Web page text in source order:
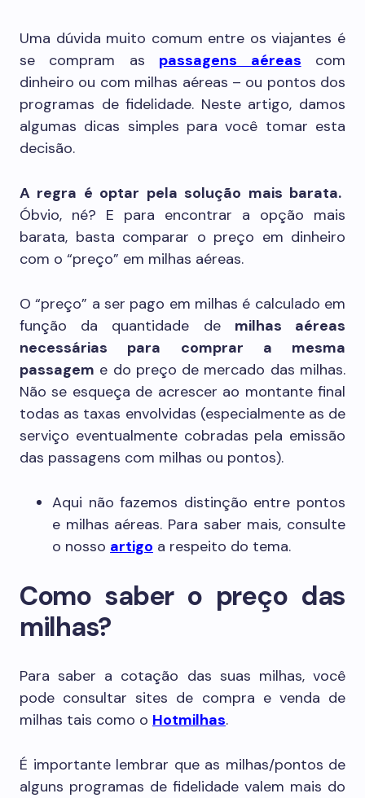
Uma dúvida muito comum entre os viajantes é
se compram as passagens aéreas com
dinheiro ou com milhas aéreas – ou pontos dos
programas de fidelidade. Neste artigo, damos
algumas dicas simples para você tomar esta
decisão.
A regra é optar pela solução mais barata.
Óbvio, né? E para encontrar a opção mais
barata, basta comparar o preço em dinheiro
com o “preço” em milhas aéreas.
O “preço” a ser pago em milhas é calculado em
função da quantidade de milhas aéreas
necessárias para comprar a mesma
passagem e do preço de mercado das milhas.
Não se esqueça de acrescer ao montante final
todas as taxas envolvidas (especialmente as de
serviço eventualmente cobradas pela emissão
das passagens com milhas ou pontos).
Aqui não fazemos distinção entre pontos
e milhas aéreas. Para saber mais, consulte
o nosso artigo a respeito do tema.
Como saber o preço das
milhas?
Para saber a cotação das suas milhas, você
pode consultar sites de compra e venda de
milhas tais como o Hotmilhas.
É importante lembrar que as milhas/pontos de
alguns programas de fidelidade valem mais do